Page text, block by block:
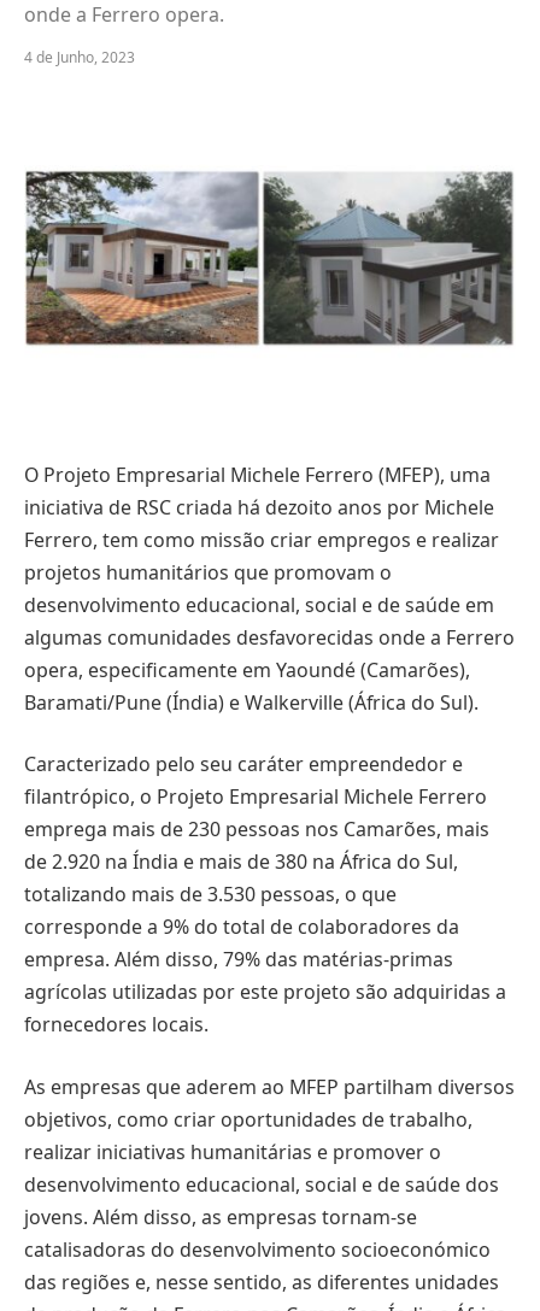
onde a Ferrero opera.
4 de Junho, 2023
O Projeto Empresarial Michele Ferrero (MFEP), uma
iniciativa de RSC criada há dezoito anos por Michele
Ferrero, tem como missão criar empregos e realizar
projetos humanitários que promovam o
desenvolvimento educacional, social e de saúde em
algumas comunidades desfavorecidas onde a Ferrero
opera, especificamente em Yaoundé (Camarões),
Baramati/Pune (Índia) e Walkerville (África do Sul).
Caracterizado pelo seu caráter empreendedor e
filantrópico, o Projeto Empresarial Michele Ferrero
emprega mais de 230 pessoas nos Camarões, mais
de 2.920 na Índia e mais de 380 na África do Sul,
totalizando mais de 3.530 pessoas, o que
corresponde a 9% do total de colaboradores da
empresa. Além disso, 79% das matérias-primas
agrícolas utilizadas por este projeto são adquiridas a
fornecedores locais.
As empresas que aderem ao MFEP partilham diversos
objetivos, como criar oportunidades de trabalho,
realizar iniciativas humanitárias e promover o
desenvolvimento educacional, social e de saúde dos
jovens. Além disso, as empresas tornam-se
catalisadoras do desenvolvimento socioeconómico
das regiões e, nesse sentido, as diferentes unidades